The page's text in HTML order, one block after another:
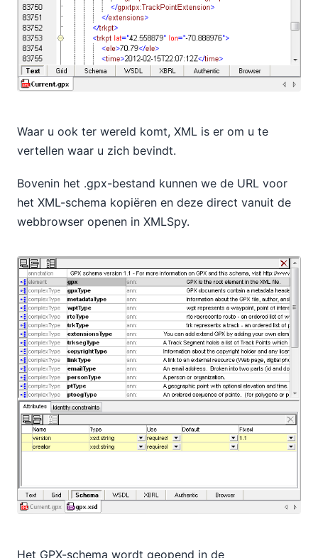
Waar u ook ter wereld komt, XML is er om u te
vertellen waar u zich bevindt.
Bovenin het .gpx-bestand kunnen we de URL voor
het XML-schema kopiëren en deze direct vanuit de
webbrowser openen in XMLSpy.
Het GPX-schema wordt geopend in de